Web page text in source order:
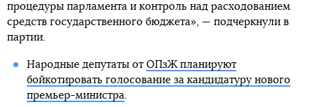
процедуры парламента и контроль над расходованием
средств государственного бюджета», — подчеркнули в
партии.
Народные депутаты от ОПзЖ планируют
бойкотировать голосование за кандидатуру нового
премьер-министра.